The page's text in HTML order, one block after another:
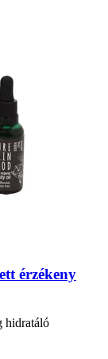
érzékeny
hidratáló